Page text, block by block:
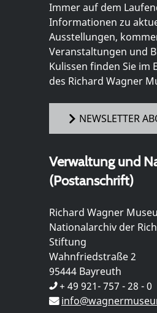
Immer auf dem
Informationen zu
Ausstellungen,
Veranstaltungen und
Kulissen finden Sie im
des Richard Wagner
NEWSLETTER
Verwaltung und
(Postanschrift)
Richard Wagner
Nationalarchiv der
Stiftung
Wahnfriedstraße 2
95444 Bayreuth
+ 49 921- 757 - 28 - 0